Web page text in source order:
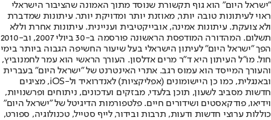
"ישראל היום" הוא גוף תקשורת שנוסד מתוך האמונה שהציבור הישראלי
ראוי לעיתונות טובה יותר, מאוזנת יותר ומדויקת יותר. עיתונות שמדברת
ולא צועקת. עיתונות אמינה, אובייקטיבית ועניינית. עיתונות אחרת וללא
תשלום. המהדורה המודפסת הראשונה פורסמה ב-30 ביולי 2007, וב-2010
הפך "ישראל היום" לעיתון הישראלי בעל שיעור החשיפה הגבוה ביותר בימי
חול. מו"ל העיתון היא ד"ר מרים אדלסון. העורך הראשי הוא עמר לחמנוביץ,
והעורך המייסד הוא עמוס רגב. אתרי האינטרנט של "ישראל היום" בעברית
ובאנגלית, כמו כן היישומונים (אפליקציות) לאנדרואיד ול-iOS, מציגים
חדשות מסביב לשעון, תוכן בלעדי, מבזקים ועדכונים, ניתוחים ופרשנויות,
וידיאו, פודקאסטים ושידורים חיים. פלטפורמות הדיגיטל של "ישראל היום"
כוללות ערוצי חדשות ודעות, תרבות ובידור, לייף סטייל, טכנולוגיה, ספורט,